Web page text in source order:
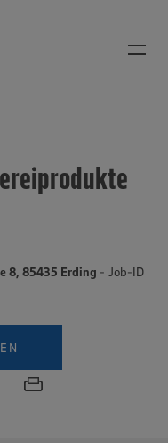
8, 85435 Erding - Job-ID